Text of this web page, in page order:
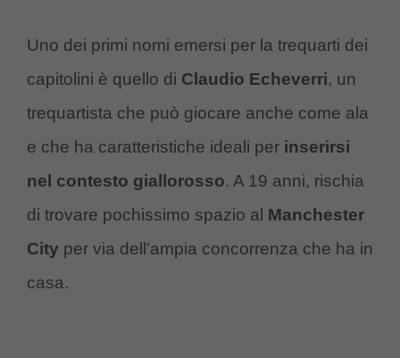
Uno dei primi nomi emersi per la trequarti dei
capitolini è quello di Claudio Echeverri, un
trequartista che può giocare anche come ala
e che ha caratteristiche ideali per inserirsi
nel contesto giallorosso. A 19 anni, rischia
di trovare pochissimo spazio al Manchester
City per via dell’ampia concorrenza che ha in
casa.